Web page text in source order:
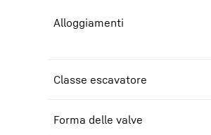
Alloggiamenti
Classe escavatore
Forma delle valve